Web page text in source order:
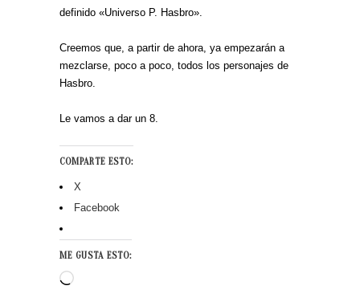
definido «Universo P. Hasbro».
Creemos que, a partir de ahora, ya empezarán a
mezclarse, poco a poco, todos los personajes de
Hasbro.
Le vamos a dar un 8.
COMPARTE ESTO:
X
Facebook
ME GUSTA ESTO:
Cargando...